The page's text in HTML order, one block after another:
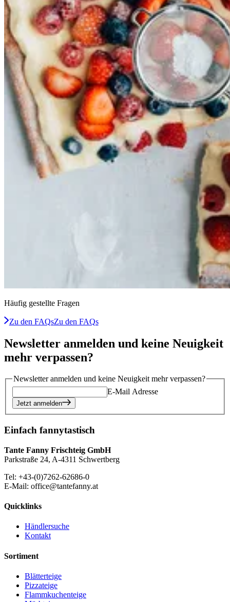
Häufig gestellte Fragen
Zu den FAQsZu den FAQs
Newsletter anmelden und keine Neuigkeit
mehr verpassen?
Newsletter anmelden und keine Neuigkeit mehr verpassen?
E-Mail Adresse
Jetzt anmelden
Einfach fannytastisch
Tante Fanny Frischteig GmbH
Parkstraße 24, A-4311 Schwertberg
Tel: +43-(0)7262-62686-0
E-Mail: office@tantefanny.at
Quicklinks
Händlersuche
Kontakt
Sortiment
Blätterteige
Pizzateige
Flammkuchenteige